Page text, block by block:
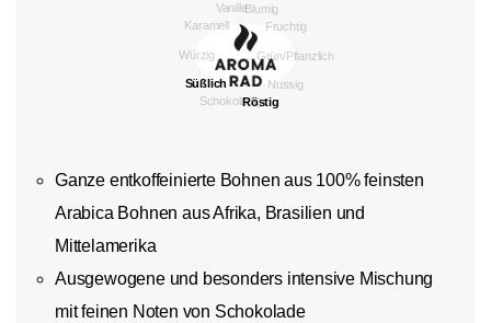
Ganze entkoffeinierte Bohnen aus 100% feinsten
Arabica Bohnen aus Afrika, Brasilien und
Mittelamerika
Ausgewogene und besonders intensive Mischung
mit feinen Noten von Schokolade